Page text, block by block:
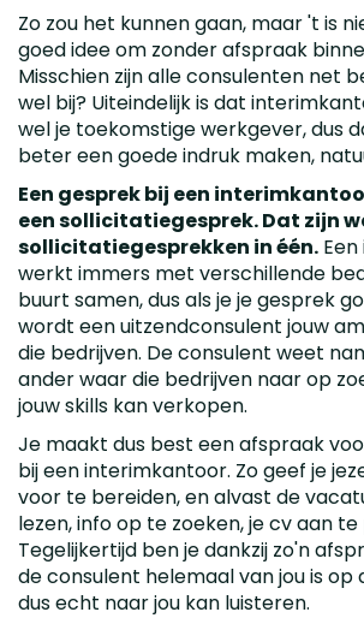
Zo zou het kunnen gaan, maar 't is
goed idee om zonder afspraak
Misschien zijn alle consulenten net
wel bij? Uiteindelijk is dat
wel je toekomstige werkgever, dus
beter een goede indruk maken,
Een gesprek bij een
een sollicitatiegesprek. Dat zijn
sollicitatiegesprekken in één.
werkt immers met verschillende
buurt samen, dus als je je gesprek
wordt een uitzendconsulent jouw
die bedrijven. De consulent weet
ander waar die bedrijven naar op
jouw skills kan verkopen.
Je maakt dus best een afspraak
bij een interimkantoor. Zo geef je
voor te bereiden, en alvast de
lezen, info op te zoeken, je cv aan te
Tegelijkertijd ben je dankzij zo'n
de consulent helemaal van jou is
dus echt naar jou kan luisteren.